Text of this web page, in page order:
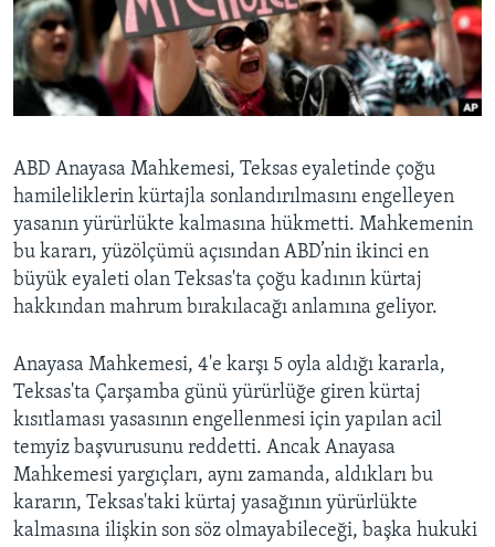
HAYATTAN
SANAT
BIZI TAKIP EDIN
Diller
ABD Anayasa Mahkemesi, Teksas eyaletinde çoğu
hamileliklerin kürtajla sonlandırılmasını engelleyen
yasanın yürürlükte kalmasına hükmetti. Mahkemenin
bu kararı, yüzölçümü açısından ABD’nin ikinci en
büyük eyaleti olan Teksas'ta çoğu kadının kürtaj
hakkından mahrum bırakılacağı anlamına geliyor.
Anayasa Mahkemesi, 4'e karşı 5 oyla aldığı kararla,
Teksas'ta Çarşamba günü yürürlüğe giren kürtaj
kısıtlaması yasasının engellenmesi için yapılan acil
temyiz başvurusunu reddetti. Ancak Anayasa
Mahkemesi yargıçları, aynı zamanda, aldıkları bu
kararın, Teksas'taki kürtaj yasağının yürürlükte
kalmasına ilişkin son söz olmayabileceği, başka hukuki